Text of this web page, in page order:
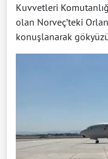
Kuvvetleri
olan Norveç’teki
konuşlanarak